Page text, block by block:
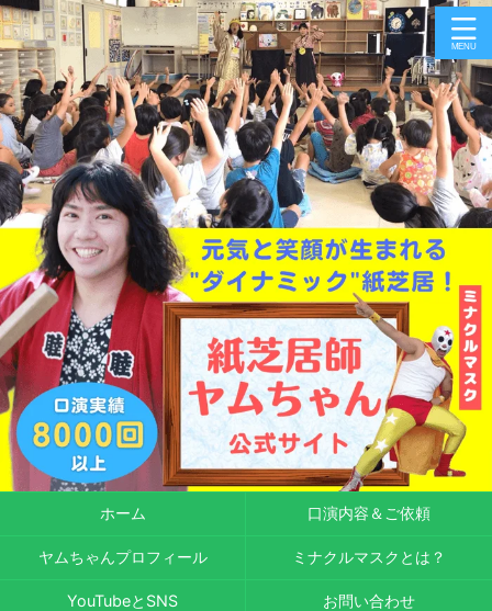
ホーム 口演内容＆ご依頼
ヤムちゃんプロフィール ミナクルマスクとは？
YouTubeとSNS お問い合わせ